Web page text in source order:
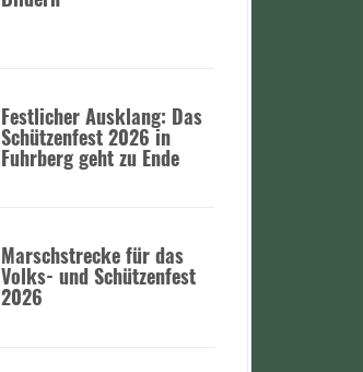
Festlicher Ausklang: Das
Schützenfest 2026 in
Fuhrberg geht zu Ende
Marschstrecke für das
Volks- und Schützenfest
2026